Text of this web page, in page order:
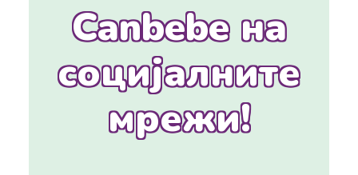
Canbebe на
социјалните
мрежи!